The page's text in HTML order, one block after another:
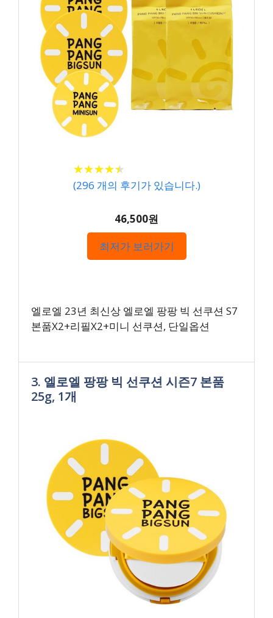
★★★★★
★★★★★
(296 개의 후기가 있습니다.)
46,500원
최저가 보러가기
엘로엘 23년 최신상 엘로엘 팡팡 빅 선쿠션 S7
본품X2+리필X2+미니 선쿠션, 단일옵션
3. 엘로엘 팡팡 빅 선쿠션 시즌7 본품
25g, 1개